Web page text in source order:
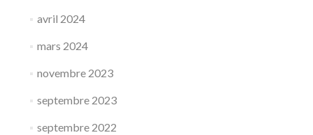
avril 2024
mars 2024
novembre 2023
septembre 2023
septembre 2022